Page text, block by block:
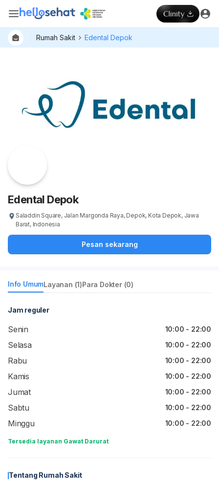
Rumah Sakit Edental Depok
Edental Depok
Saladdin Square, Jalan Margonda Raya, Depok, Kota Depok, Jawa
Barat, Indonesia
Pesan sekarang
Info UmumLayanan (1)Para Dokter (0)
Jam reguler
Senin 10:00 - 22:00
Selasa 10:00 - 22:00
Rabu 10:00 - 22:00
Kamis 10:00 - 22:00
Jumat 10:00 - 22:00
Sabtu 10:00 - 22:00
Minggu 10:00 - 22:00
Tersedia layanan Gawat Darurat
Tentang Rumah Sakit